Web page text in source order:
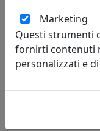
Marketing
Questi strumenti
fornirti contenuti
personalizzati e